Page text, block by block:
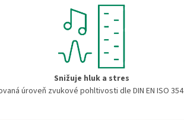
Snižuje hluk a stres
úroveň zvukové pohltivosti dle DIN EN ISO